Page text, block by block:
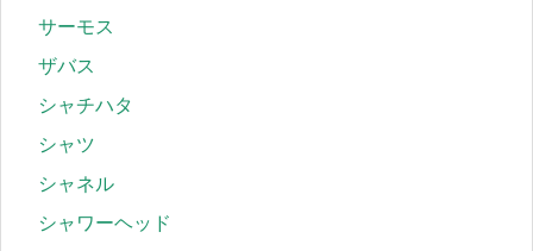
サーモス
ザバス
シャチハタ
シャツ
シャネル
シャワーヘッド